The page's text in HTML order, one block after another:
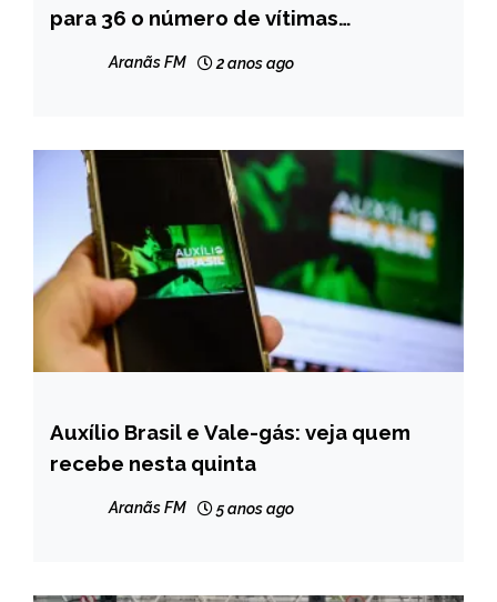
GERAIS
para 36 o número de vítimas
Aranãs FM 2 anos ago
BRASIL
NOTÍCIAS
Auxílio Brasil e Vale-gás: veja quem
recebe nesta quinta
Aranãs FM 5 anos ago